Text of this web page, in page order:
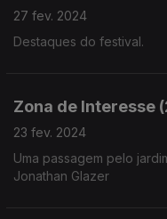
27 fev. 2024
Destaques do festival.
Zona de Interesse
23 fev. 2024
Uma passagem pelo
Jonathan Glazer